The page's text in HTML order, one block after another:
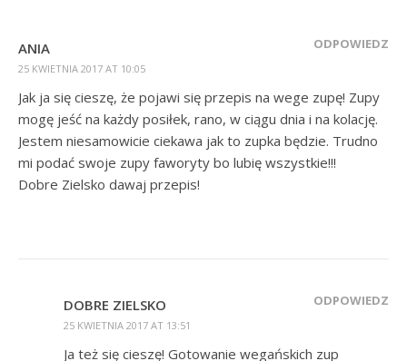
ANIA
25 KWIETNIA 2017 AT 10:05
ODPOWIEDZ
Jak ja się cieszę, że pojawi się przepis na wege zupę! Zupy
mogę jeść na każdy posiłek, rano, w ciągu dnia i na kolację.
Jestem niesamowicie ciekawa jak to zupka będzie. Trudno
mi podać swoje zupy faworyty bo lubię wszystkie!!!
Dobre Zielsko dawaj przepis!
DOBRE ZIELSKO
25 KWIETNIA 2017 AT 13:51
ODPOWIEDZ
Ja też się cieszę! Gotowanie wegańskich zup